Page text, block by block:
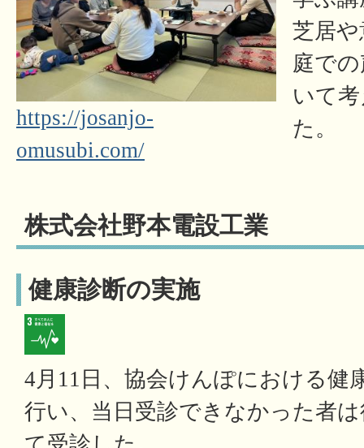
https://josanjo-
omusubi.com/
芝居
庭で
いて
た。
株式会社野本電設工業
健康診断の実施
4月11日、協会けんぽにおける健
行い、当日受診できなかった者